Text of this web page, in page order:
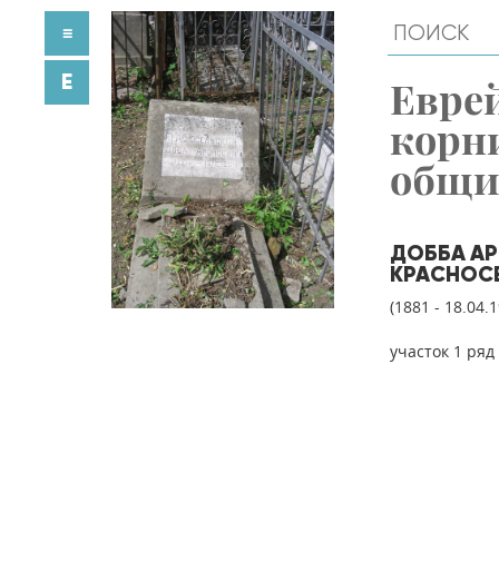
ДОББА
(1881 -
участок 1
≡
E